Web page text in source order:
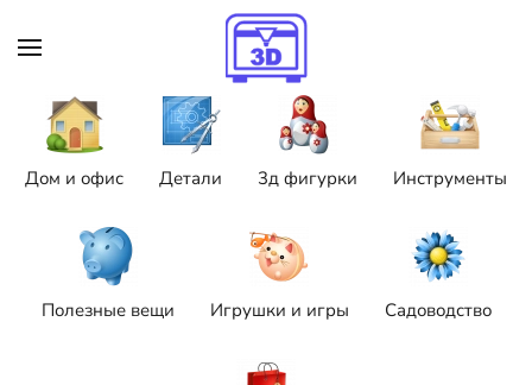
Skip to main content
Дом и офис Детали 3д фигурки Инструменты
Полезные вещи Игрушки и игры Садоводство